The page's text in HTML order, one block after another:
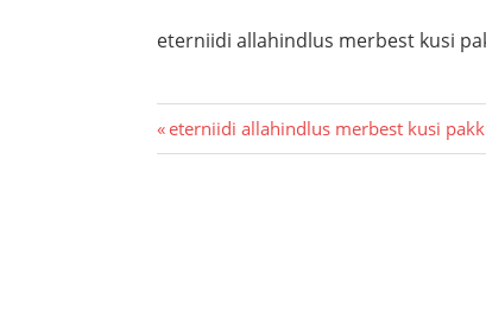
eterniidi allahindlus merbest kusi
Navigeerimine
Previous
Post:
eterniidi allahindlus merbest kusi